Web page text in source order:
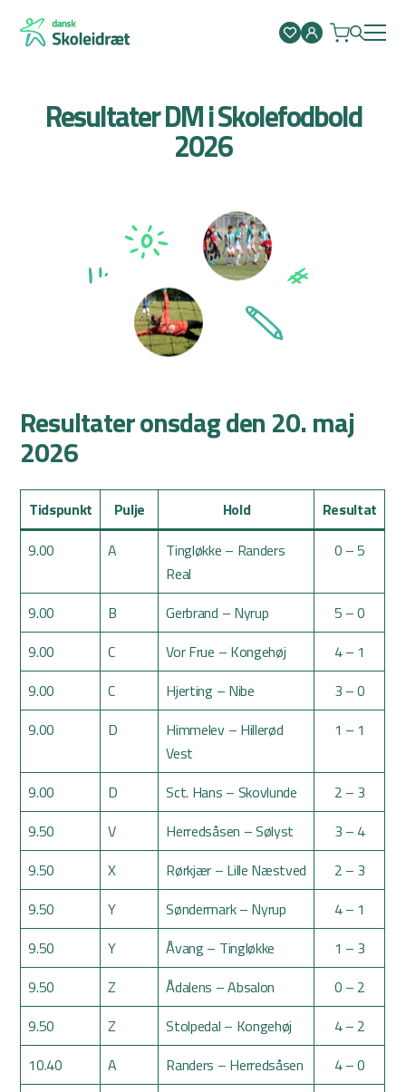
Resultater DM i Skolefodbold
2026
Resultater onsdag den 20. maj
2026
Tidspunkt Pulje Hold
Resultat
9.00
A
Tingløkke – Randers
Real
0 – 5
9.00 B Gerbrand – Nyrup
5 – 0
9.00
C Vor Frue – Kongehøj
4 – 1
9.00
C Hjerting – Nibe
3 – 0
9.00
D
Himmelev – Hillerød
Vest
1 – 1
9.00 D Sct. Hans – Skovlunde
2 – 3
9.50
V Herredsåsen – Sølyst
3 – 4
9.50
X Rørkjær – Lille Næstved
2 – 3
9.50
Y Søndermark – Nyrup
4 – 1
9.50
Y Åvang – Tingløkke
1 – 3
9.50
Z Ådalens – Absalon
0 – 2
9.50
Z Stolpedal – Kongehøj
4 – 2
10.40
A Randers – Herredsåsen
4 – 0